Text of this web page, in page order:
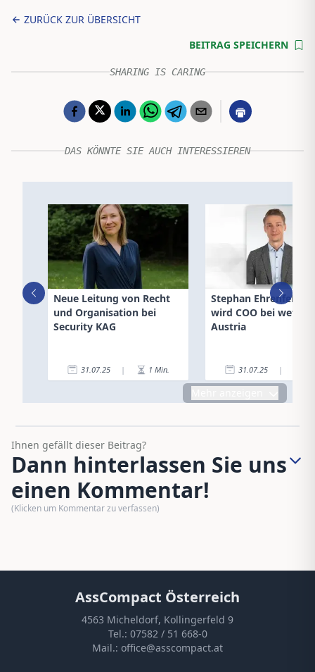
ZURÜCK ZUR ÜBERSICHT
BEITRAG SPEICHERN
SHARING IS CARING
DAS KÖNNTE SIE AUCH INTERESSIEREN
Neue Leitung von Recht
und Organisation bei
Security KAG
31.07.25 | 1 Min.
Stephan
wird COO bei wefox
Austria
31.07.25 |
Ihnen gefällt dieser Beitrag?
Dann hinterlassen Sie uns
einen Kommentar!
(Klicken um Kommentar zu verfassen)
AssCompact Österreich
4563 Micheldorf, Kollingerfeld 9
Tel.: 07582 / 51 668-0
Mail.: office@asscompact.at